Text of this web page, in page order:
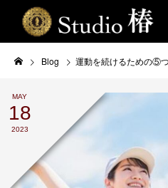
Blog 運動を続けるための⑤
MAY
18
2023